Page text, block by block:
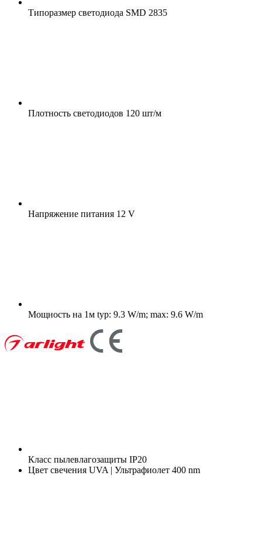
Типоразмер светодиода SMD 2835
Плотность светодиодов 120 шт/м
Напряжение питания 12 V
Мощность на 1м typ: 9.3 W/m; max: 9.6 W/m
Класс пылевлагозащиты IP20
Цвет свечения UVA | Ультрафиолет 400 nm